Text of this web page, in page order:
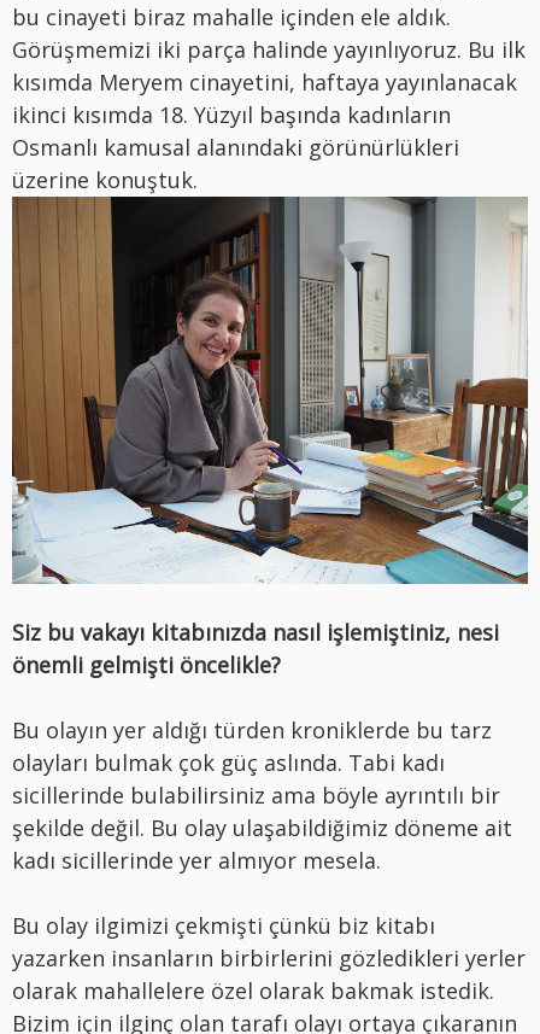
bu cinayeti biraz mahalle içinden ele aldık.
Görüşmemizi iki parça halinde yayınlıyoruz. Bu ilk
kısımda Meryem cinayetini, haftaya yayınlanacak
ikinci kısımda 18. Yüzyıl başında kadınların
Osmanlı kamusal alanındaki görünürlükleri
üzerine konuştuk.
Siz bu vakayı kitabınızda nasıl işlemiştiniz, nesi
önemli gelmişti öncelikle?
Bu olayın yer aldığı türden kroniklerde bu tarz
olayları bulmak çok güç aslında. Tabi kadı
sicillerinde bulabilirsiniz ama böyle ayrıntılı bir
şekilde değil. Bu olay ulaşabildiğimiz döneme ait
kadı sicillerinde yer almıyor mesela.
Bu olay ilgimizi çekmişti çünkü biz kitabı
yazarken insanların birbirlerini gözledikleri yerler
olarak mahallelere özel olarak bakmak istedik.
Bizim için ilginç olan tarafı olayı ortaya çıkaranın